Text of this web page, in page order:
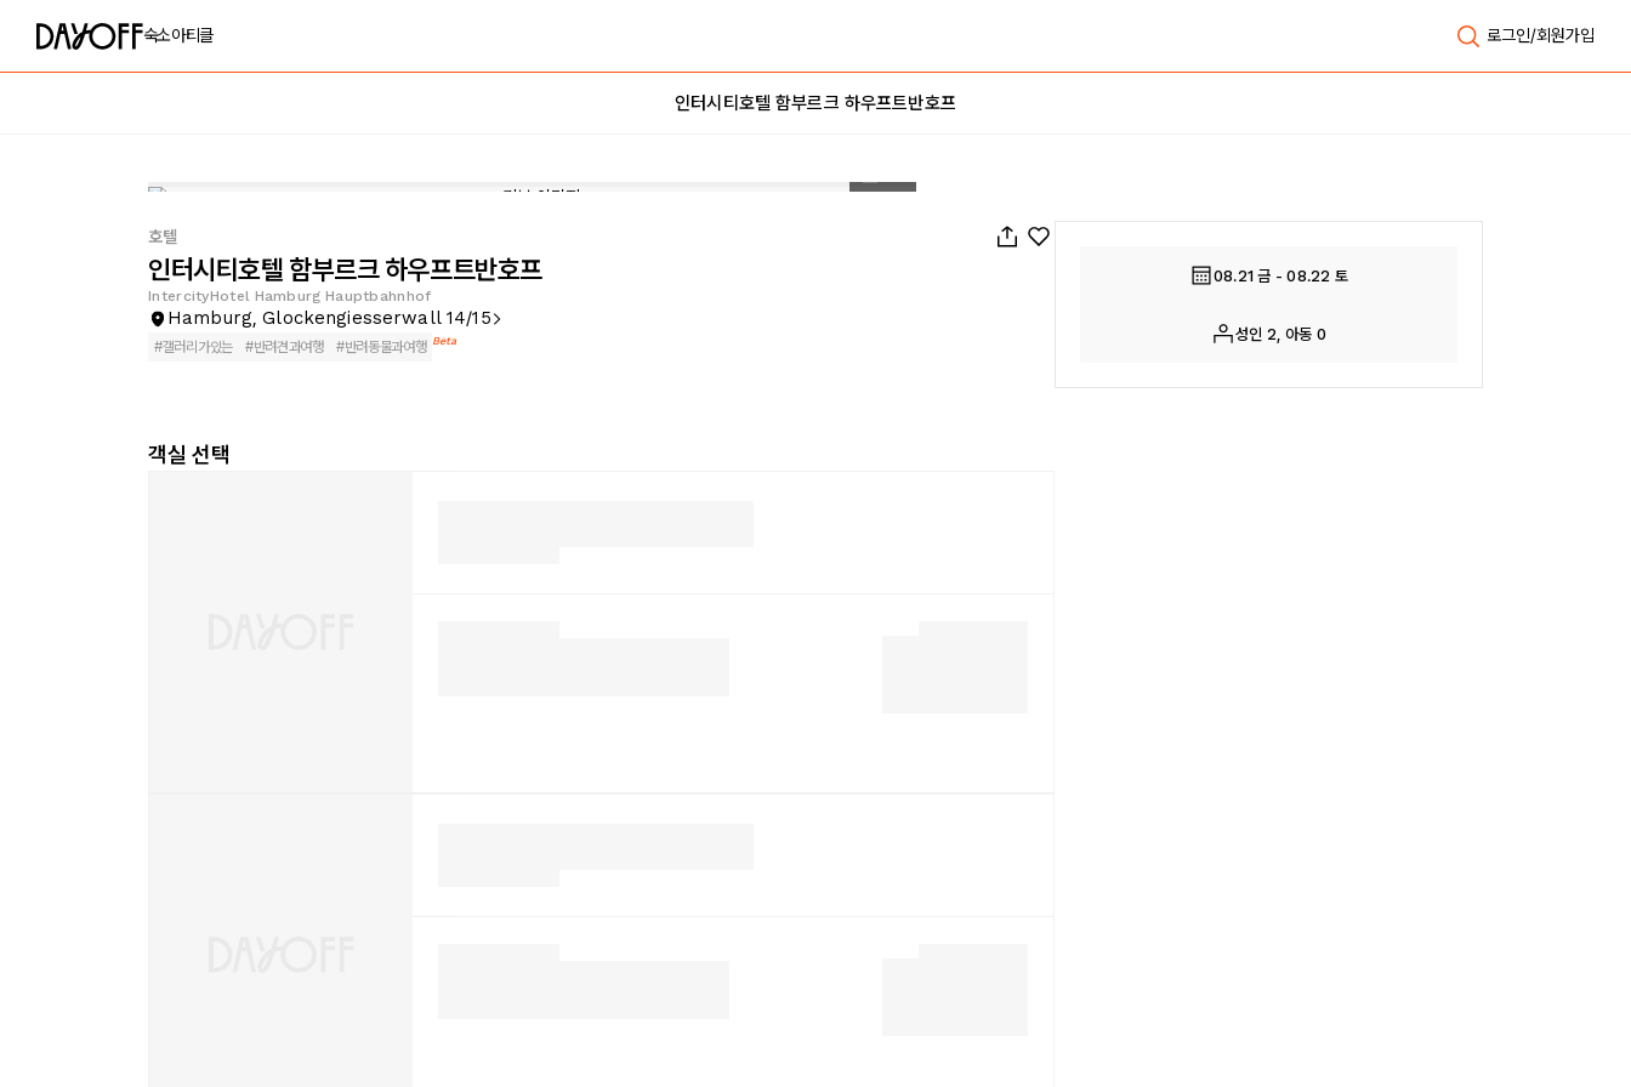
숙소아티클 로그인/회원가입
인터시티호텔 함부르크 하우프트반호프
호텔
인터시티호텔 함부르크 하우프트반호프
IntercityHotel Hamburg Hauptbahnhof
Hamburg, Glockengiesserwall 14/15
#갤러리가있는 #반려견과여행 #반려동물과여행 Beta
객실 선택
08.21 금 - 08.22 토
성인 2, 아동 0